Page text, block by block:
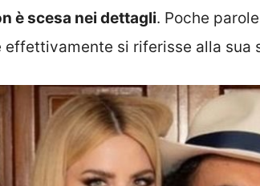
è scesa nei dettagli. Poche
effettivamente si riferisse alla sua